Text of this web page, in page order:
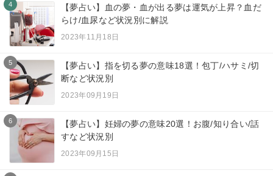
4
【夢占い】血の夢・血が出る夢は運気が上昇？血だ
らけ/血尿など状況別に解説
2023年11月18日
5
【夢占い】指を切る夢の意味18選！包丁/ハサミ/切
断など状況別
2023年09月19日
6
【夢占い】妊婦の夢の意味20選！お腹/知り合い/話
すなど状況別
2023年09月15日